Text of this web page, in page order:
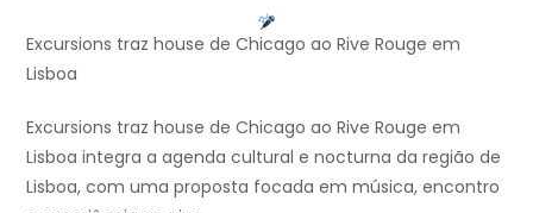
Excursions traz house de Chicago ao Rive Rouge em
Lisboa
Excursions traz house de Chicago ao Rive Rouge em
Lisboa integra a agenda cultural e nocturna da região de
Lisboa, com uma proposta focada em música, encontro